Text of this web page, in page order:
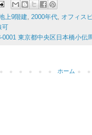
上9階建, 2000年代, オフィス
可
0001 東京都中央区日本橋小伝
ホーム